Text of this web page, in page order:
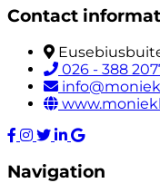
Contact
026 - 388
Navigation